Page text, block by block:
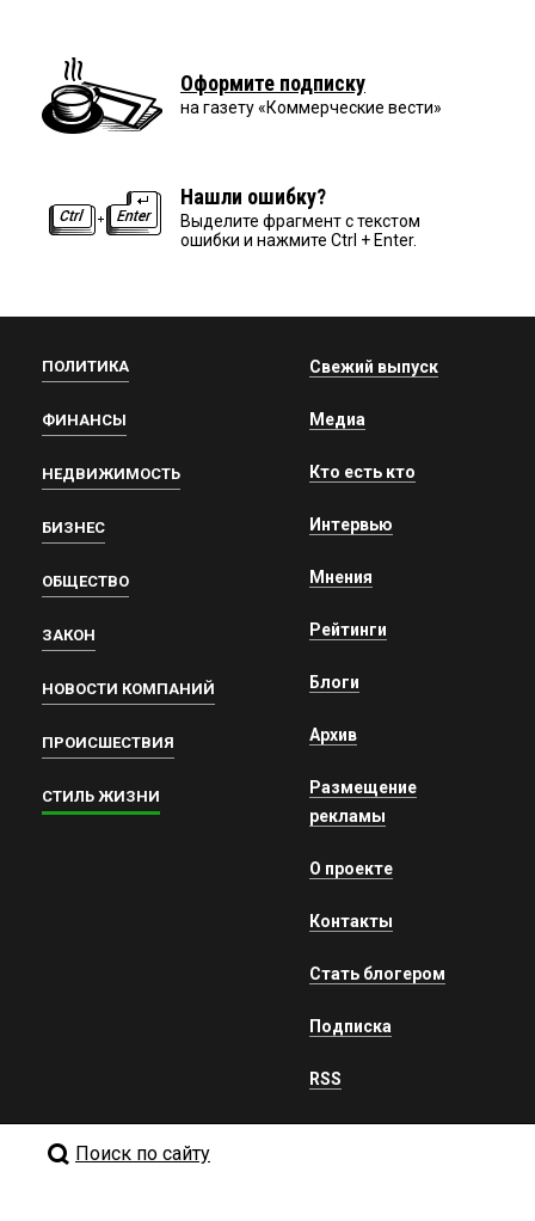
Оформите подписку
на газету «Коммерческие вести»
Нашли ошибку?
Выделите фрагмент с текстом
ошибки и нажмите Ctrl + Enter.
ПОЛИТИКА
ФИНАНСЫ
НЕДВИЖИМОСТЬ
БИЗНЕС
ОБЩЕСТВО
ЗАКОН
НОВОСТИ КОМПАНИЙ
ПРОИСШЕСТВИЯ
СТИЛЬ ЖИЗНИ
Свежий выпуск
Медиа
Кто есть кто
Интервью
Мнения
Рейтинги
Блоги
Архив
Размещение
рекламы
О проекте
Контакты
Стать блогером
Подписка
RSS
Поиск по сайту